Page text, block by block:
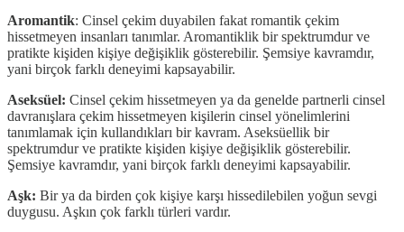
Aromantik: Cinsel çekim duyabilen fakat romantik çekim
hissetmeyen insanları tanımlar. Aromantiklik bir spektrumdur ve
pratikte kişiden kişiye değişiklik gösterebilir. Şemsiye kavramdır,
yani birçok farklı deneyimi kapsayabilir.
Aseksüel: Cinsel çekim hissetmeyen ya da genelde partnerli cinsel
davranışlara çekim hissetmeyen kişilerin cinsel yönelimlerini
tanımlamak için kullandıkları bir kavram. Aseksüellik bir
spektrumdur ve pratikte kişiden kişiye değişiklik gösterebilir.
Şemsiye kavramdır, yani birçok farklı deneyimi kapsayabilir.
Aşk: Bir ya da birden çok kişiye karşı hissedilebilen yoğun sevgi
duygusu. Aşkın çok farklı türleri vardır.